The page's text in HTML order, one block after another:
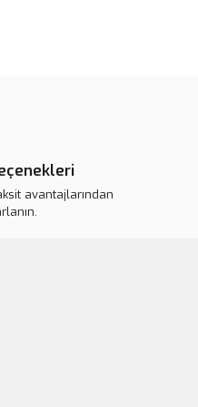
avantajlarından